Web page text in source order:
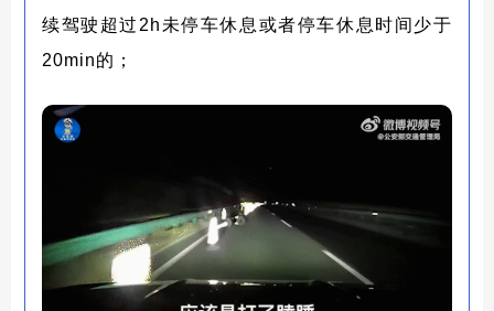
续驾驶超过2h未停车休息或者停车休息时间少于
20min的；